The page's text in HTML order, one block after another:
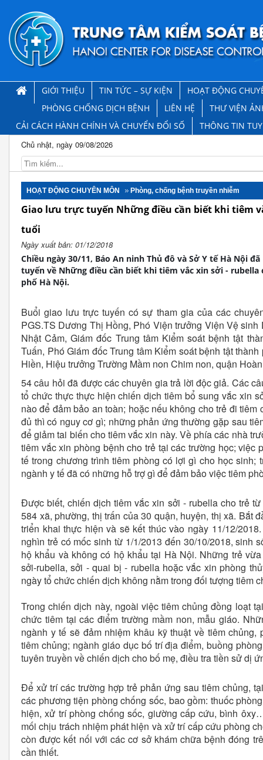
GIỚI THIỆU TIN TỨC – SỰ KIỆN
HOẠT ĐỘNG
PHÒNG CHỐNG DỊCH BỆNH
LIÊN HỆ
THƯ VIỆN
CẢI CÁCH HÀNH CHÍNH VÀ CHUYỂN ĐỔI SỐ
THÔNG TIN
Chủ nhật, ngày 09/08/2026
HOẠT ĐỘNG CHUYÊN MÔN Phòng, chống bệnh truyền nhiễm
Giao lưu trực tuyến Những điều cần biết khi tiêm
tuổi
Ngày xuất bản: 01/12/2018
Chiều ngày 30/11, Báo An ninh Thủ đô và Sở Y tế Hà Nội
tuyến về Những điều cần biết khi tiêm vắc xin sởi -
phố Hà Nội.
Buổi giao lưu trực tuyến có sự tham gia của các
PGS.TS Dương Thị Hồng, Phó Viện trưởng Viện Vệ
Nhật Cảm, Giám đốc Trung tâm Kiểm soát bệnh tật
Tuấn, Phó Giám đốc Trung tâm Kiểm soát bệnh tật
Hiền, Hiệu trưởng Trường Mầm non Chim non, quận
54 câu hỏi đã được các chuyên gia trả lời độc giả. Các
tổ chức thực thực hiện chiến dịch tiêm bổ sung vắc xin
nào để đảm bảo an toàn; hoặc nếu không cho trẻ đi
đủ thì có nguy cơ gì; những phản ứng thường gặp sau
để giảm tai biến cho tiêm vắc xin này. Về phía các nhà
tiêm vắc xin phòng bệnh cho trẻ tại các trường học; việc
tế trong chương trình tiêm phòng có lợi gì cho học sinh;
ngành y tế đã có những hỗ trợ gì để đảm bảo việc tiêm
Được biết, chiến dịch tiêm vắc xin sởi - rubella cho trẻ
584 xã, phường, thị trấn của 30 quận, huyện, thị xã. Bắt
triển khai thực hiện và sẽ kết thúc vào ngày 11/12/
nghìn trẻ có mốc sinh từ 1/1/2013 đến 30/10/2018, sinh
hộ khẩu và không có hộ khẩu tại Hà Nội. Những trẻ
sởi-rubella, sởi - quai bị - rubella hoặc vắc xin phòng
ngày tổ chức chiến dịch không nằm trong đối tượng tiêm
Trong chiến dịch này, ngoài việc tiêm chủng đồng loạt
chức tiêm tại các điểm trường mầm non, mẫu giáo.
ngành y tế sẽ đảm nhiệm khâu kỹ thuật về tiêm
tiêm chủng; ngành giáo dục bố trí địa điểm, buồng
tuyên truyền về chiến dịch cho bố mẹ, điều tra tiền sử dị
Để xử trí các trường hợp trẻ phản ứng sau tiêm chủng,
các phương tiện phòng chống sốc, bao gồm: thuốc
hiện, xử trí phòng chống sốc, giường cấp cứu, bình
mối chịu trách nhiệm phát hiện và xử trí cấp cứu phòng
còn được kết nối với các cơ sở khám chữa bệnh đóng
cần thiết.